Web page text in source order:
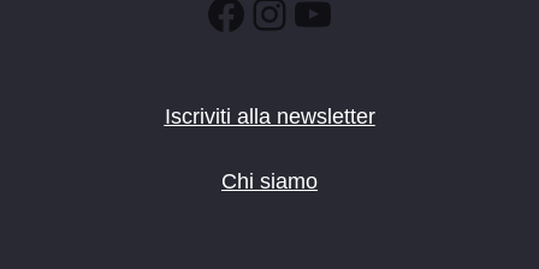
Facebook
Instagram
YouTube
Iscriviti alla newsletter
Chi siamo